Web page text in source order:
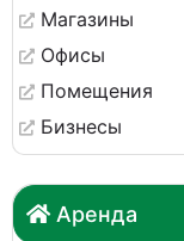
Магазины
Офисы
Помещения
Бизнесы
Аренда